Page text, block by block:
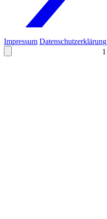
1
Impressum Datenschutzerklärung